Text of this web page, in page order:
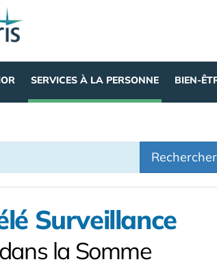
SERVICES À LA PERSONNE BIEN-
Rechercher
Surveillance
la Somme